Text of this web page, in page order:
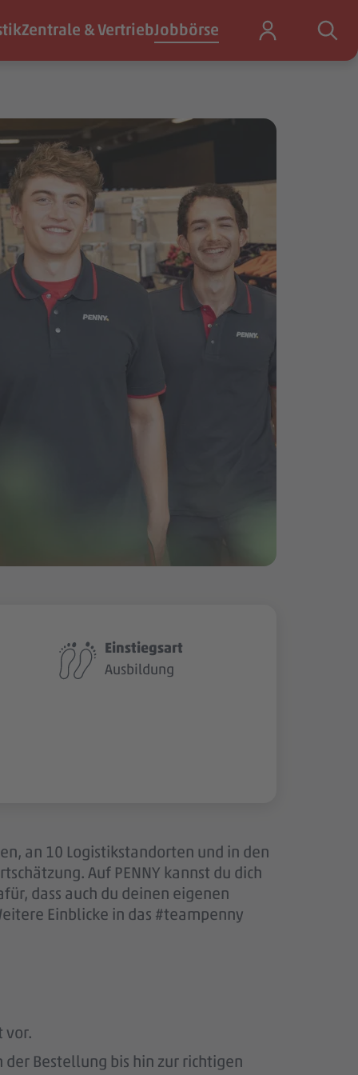
Zentrale & VertriebJobbörse
Einstiegsart
Ausbildung
an 10 Logistikstandorten und in den
Auf PENNY kannst du dich
dass auch du deinen eigenen
Einblicke in das #teampenny
vor.
Bestellung bis hin zur richtigen